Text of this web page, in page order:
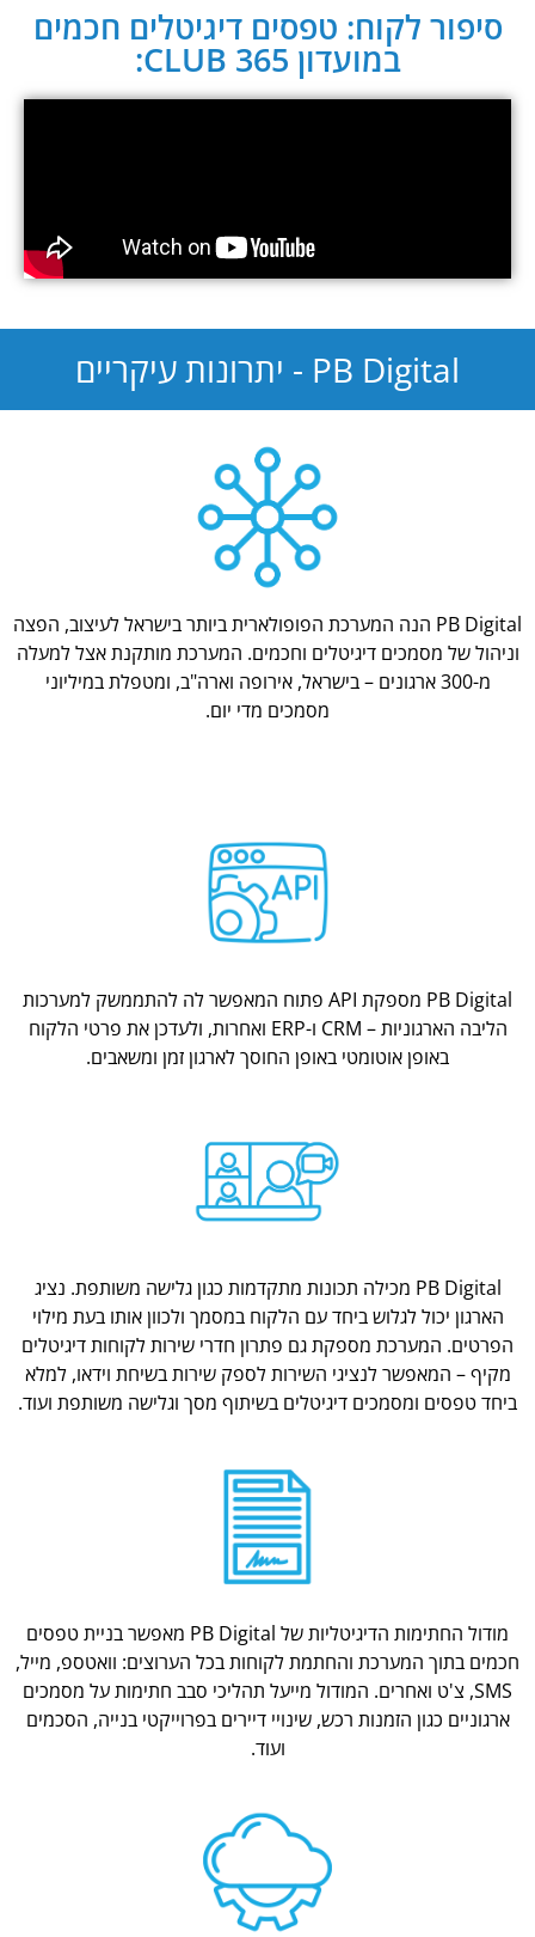
סיפור לקוח: טפסים דיגיטלים חכמים
במועדון CLUB 365:
PB Digital - יתרונות עיקריים
PB Digital הנה המערכת הפופולארית ביותר בישראל לעיצוב, הפצה
וניהול של מסמכים דיגיטלים וחכמים. המערכת מותקנת אצל למעלה
מ-300 ארגונים – בישראל, אירופה וארה"ב, ומטפלת במיליוני
מסמכים מדי יום.
PB Digital מספקת API פתוח המאפשר לה להתממשק למערכות
הליבה הארגוניות – CRM ו-ERP ואחרות, ולעדכן את פרטי הלקוח
באופן אוטומטי באופן החוסך לארגון זמן ומשאבים.
PB Digital מכילה תכונות מתקדמות כגון גלישה משותפת. נציג
הארגון יכול לגלוש ביחד עם הלקוח במסמך ולכוון אותו בעת מילוי
הפרטים. המערכת מספקת גם פתרון חדרי שירות לקוחות דיגיטלים
מקיף – המאפשר לנציגי השירות לספק שירות בשיחת וידאו, למלא
ביחד טפסים ומסמכים דיגיטלים בשיתוף מסך וגלישה משותפת ועוד.
מודול החתימות הדיגיטליות של PB Digital מאפשר בניית טפסים
חכמים בתוך המערכת והחתמת לקוחות בכל הערוצים: וואטספ, מייל,
SMS, צ'ט ואחרים. המודול מייעל תהליכי סבב חתימות על מסמכים
ארגוניים כגון הזמנות רכש, שינויי דיירים בפרוייקטי בנייה, הסכמים
ועוד.